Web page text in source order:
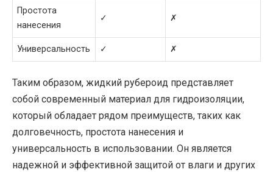
Простота
нанесения
✓ ✗
Универсальность ✓ ✗
Таким образом, жидкий рубероид представляет
собой современный материал для гидроизоляции,
который обладает рядом преимуществ, таких как
долговечность, простота нанесения и
универсальность в использовании. Он является
надежной и эффективной защитой от влаги и других